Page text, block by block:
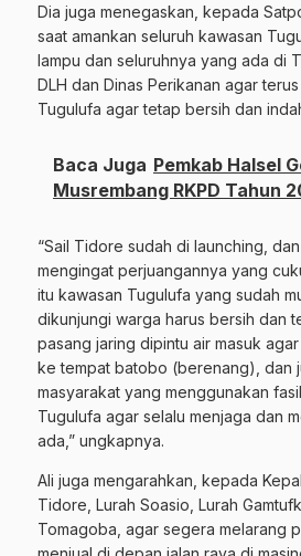
Dia juga menegaskan, kepada
saat amankan seluruh kawasan
lampu dan seluruhnya yang ada di
DLH dan Dinas Perikanan agar
Tugulufa agar tetap bersih dan
Baca Juga Pemkab Halsel
Musrembang RKPD Tahun
“Sail Tidore sudah di launching,
mengingat perjuangannya yang
itu kawasan Tugulufa yang sudah
dikunjungi warga harus bersih dan
pasang jaring dipintu air masuk
ke tempat batobo (berenang), dan
masyarakat yang menggunakan
Tugulufa agar selalu menjaga dan
ada,” ungkapnya.
Ali juga mengarahkan, kepada
Tidore, Lurah Soasio, Lurah
Tomagoba, agar segera melarang